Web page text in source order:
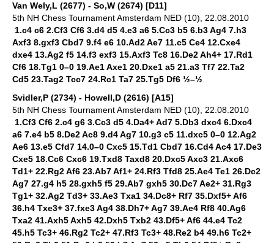
Van Wely,L (2677) - So,W (2674) [D11]
5th NH Chess Tournament Amsterdam NED (10), 22.08.2010
1.c4 c6 2.Cf3 Cf6 3.d4 d5 4.e3 a6 5.Cc3 b5 6.b3 Ag4 7.h3
Axf3 8.gxf3 Cbd7 9.f4 e6 10.Ad2 Ae7 11.c5 Ce4 12.Cxe4
dxe4 13.Ag2 f5 14.f3 exf3 15.Axf3 Tc8 16.De2 Ah4+ 17.Rd1
Cf6 18.Tg1 0–0 19.Ae1 Axe1 20.Dxe1 a5 21.a3 Tf7 22.Ta2
Cd5 23.Tag2 Tcc7 24.Rc1 Ta7 25.Tg5 Df6 ½–½
Svidler,P (2734) - Howell,D (2616) [A15]
5th NH Chess Tournament Amsterdam NED (10), 22.08.2010
1.Cf3 Cf6 2.c4 g6 3.Cc3 d5 4.Da4+ Ad7 5.Db3 dxc4 6.Dxc4
a6 7.e4 b5 8.De2 Ac8 9.d4 Ag7 10.g3 c5 11.dxc5 0–0 12.Ag2
Ae6 13.e5 Cfd7 14.0–0 Cxc5 15.Td1 Cbd7 16.Cd4 Ac4 17.De3
Cxe5 18.Cc6 Cxc6 19.Txd8 Taxd8 20.Dxc5 Axc3 21.Axc6
Td1+ 22.Rg2 Af6 23.Ab7 Af1+ 24.Rf3 Tfd8 25.Ae4 Te1 26.Dc2
Ag7 27.g4 h5 28.gxh5 f5 29.Ab7 gxh5 30.Dc7 Ae2+ 31.Rg3
Tg1+ 32.Ag2 Td3+ 33.Ae3 Txa1 34.Dc8+ Rf7 35.Dxf5+ Af6
36.h4 Txe3+ 37.fxe3 Ag4 38.Dh7+ Ag7 39.Ae4 Rf8 40.Ag6
Txa2 41.Axh5 Axh5 42.Dxh5 Txb2 43.Df5+ Af6 44.e4 Tc2
45.h5 Tc3+ 46.Rg2 Tc2+ 47.Rf3 Tc3+ 48.Re2 b4 49.h6 Tc2+